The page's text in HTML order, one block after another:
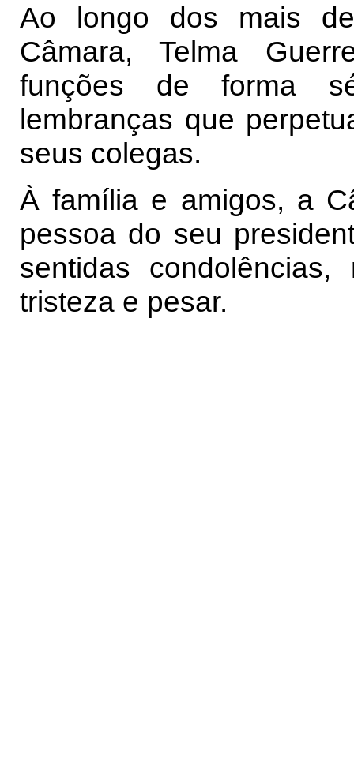
Ao longo dos mais
Câmara, Telma
funções de forma
lembranças que
seus colegas.
À família e amigos, a
pessoa do seu
sentidas
tristeza e pesar.